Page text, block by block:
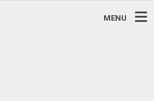
MENU